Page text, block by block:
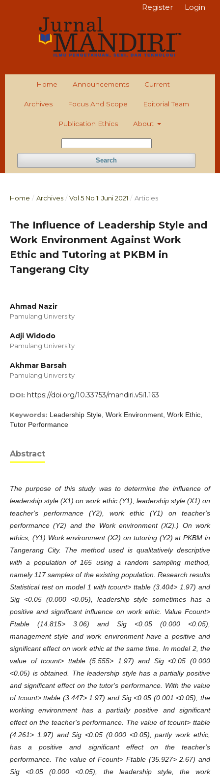
Home Announcements Current
Archives Focus And Scope Editorial Team
Publication Ethics About
Search
Register Login
Home / Archives / Vol 5 No 1: Juni 2021 / Articles
The Influence of Leadership Style and
Work Environment Against Work
Ethic and Tutoring at PKBM in
Tangerang City
Ahmad Nazir
Pamulang University
Adji Widodo
Pamulang University
Akhmar Barsah
Pamulang University
DOI: https://doi.org/10.33753/mandiri.v5i1.163
Keywords: Leadership Style, Work Environment, Work Ethic,
Tutor Performance
Abstract
The purpose of this study was to determine the influence of
leadership style (X1) on work ethic (Y1), leadership style (X1) on
teacher's performance (Y2), work ethic (Y1) on teacher's
performance (Y2) and the Work environment (X2).) On work
ethics, (Y1) Work environment (X2) on tutoring (Y2) at PKBM in
Tangerang City. The method used is qualitatively descriptive
with a population of 165 using a random sampling method,
namely 117 samples of the existing population. Research results
Statistical test on model 1 with tcount> ttable (3.404> 1.97) and
Sig <0.05 (0.000 <0.05), leadership style sometimes has a
positive and significant influence on work ethic. Value Fcount>
Ftable (14.815> 3.06) and Sig <0.05 (0.000 <0.05),
management style and work environment have a positive and
significant effect on work ethic at the same time. In model 2, the
value of tcount> ttable (5.555> 1.97) and Sig <0.05 (0.000
<0.05) is obtained. The leadership style has a partially positive
and significant effect on the tutor's performance. With the value
of tcount> ttable (3.447> 1.97) and Sig <0.05 (0.001 <0.05), the
working environment has a partially positive and significant
effect on the teacher's performance. The value of tcount> ttable
(4.261> 1.97) and Sig <0.05 (0.000 <0.05), partly work ethic,
has a positive and significant effect on the teacher's
performance. The value of Fcount> Ftable (35.927> 2.67) and
Sig <0.05 (0.000 <0.05), the leadership style, the work